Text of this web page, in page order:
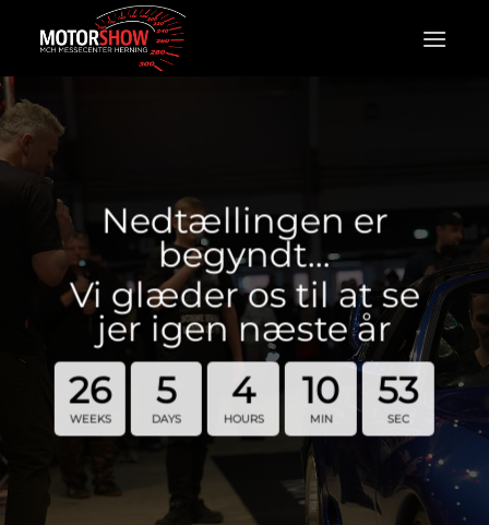
Nedtællingen er
begyndt…
Vi glæder os til at se
jer igen næste år
26
WEEKS
5
DAYS
4
HOURS
10
MIN
52
SEC